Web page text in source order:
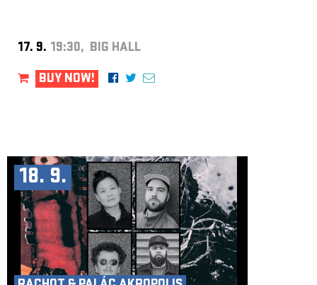
17. 9. 19:30, BIG HALL
BUY NOW!
18. 9.